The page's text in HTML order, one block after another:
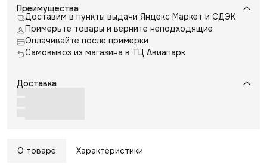
Преимущества
Доставим в пункты выдачи Яндекс Маркет и СДЭК
Примерьте товары и верните неподходящие
Оплачивайте после примерки
Самовывоз из магазина в ТЦ Авиапарк
Доставка
О товаре Характеристики